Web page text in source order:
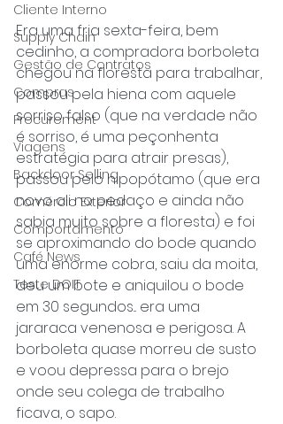
Cliente Interno
Supply Chain
Gestão de Contratos
Compras
Procurement
Viagens
Backdoor Selling
Comércio Exterior
Comportamento
Café News
Teste DOIT
Era uma fria sexta-feira, bem
cedinho, a compradora borboleta
chegou na floresta para trabalhar,
passou pela hiena com aquele
sorriso falso (que na verdade não
é sorriso, é uma peçonhenta
estratégia para atrair presas),
passou pelo hipopótamo (que era
novo ali no pedaço e ainda não
sabia muito sobre a floresta) e foi
se aproximando do bode quando
uma enorme cobra, saiu da moita,
deu um bote e aniquilou o bode
em 30 segundos... era uma
jararaca venenosa e perigosa. A
borboleta quase morreu de susto
e voou depressa para o brejo
onde seu colega de trabalho
ficava, o sapo.